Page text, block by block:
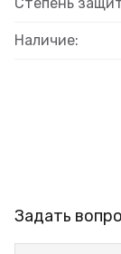
Наличие:
Задать